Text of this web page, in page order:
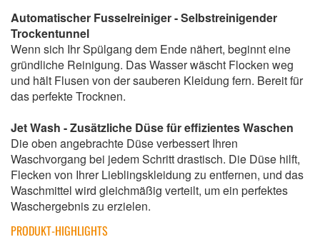
Automatischer Fusselreiniger - Selbstreinigender
Trockentunnel
Wenn sich Ihr Spülgang dem Ende nähert, beginnt eine
gründliche Reinigung. Das Wasser wäscht Flocken weg
und hält Flusen von der sauberen Kleidung fern. Bereit für
das perfekte Trocknen.
Jet Wash - Zusätzliche Düse für effizientes Waschen
Die oben angebrachte Düse verbessert Ihren
Waschvorgang bei jedem Schritt drastisch. Die Düse hilft,
Flecken von Ihrer Lieblingskleidung zu entfernen, und das
Waschmittel wird gleichmäßig verteilt, um ein perfektes
Waschergebnis zu erzielen.
PRODUKT-HIGHLIGHTS